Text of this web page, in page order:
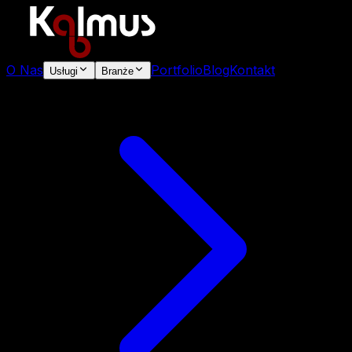
O Nas Usługi Branże PortfolioBlogKontakt